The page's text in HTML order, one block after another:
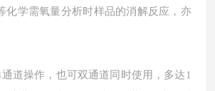
化学需氧量分析时样品的消解反应，亦
道操作，也可双通道同时使用，多达1